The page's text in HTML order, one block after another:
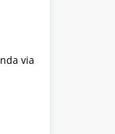
via